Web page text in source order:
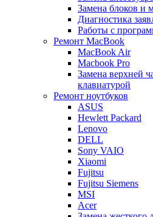
Замена блоков и
Диагностика
Работы с
Ремонт MacBook
MacBook Air
Macbook Pro
Замена верхней
клавиатурой
Ремонт ноутбуков
ASUS
Hewlett Packard
Lenovo
DELL
Sony VAIO
Xiaomi
Fujitsu
Fujitsu Siemens
MSI
Acer